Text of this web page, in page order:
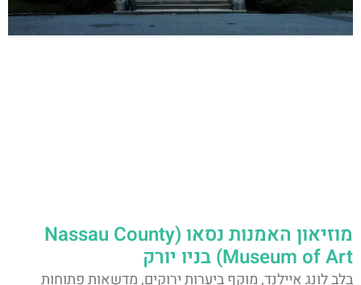
מוזיאון האמנות נסאו (Nassau County
Museum of Art) בניו יורק
בלב לונג איילנד, מוקף ביערות ירוקים, מדשאות פתוחות